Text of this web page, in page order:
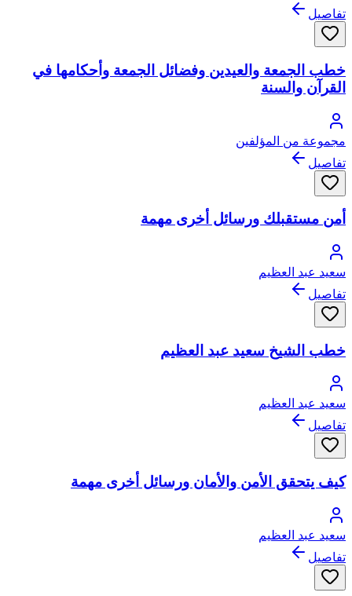
تفاصيل
خطب الجمعة والعيدين وفضائل الجمعة وأحكامها في
القرآن والسنة
مجموعة من المؤلفين
تفاصيل
أمن مستقبلك ورسائل أخرى مهمة
سعيد عبد العظيم
تفاصيل
خطب الشيخ سعيد عبد العظيم
سعيد عبد العظيم
تفاصيل
كيف يتحقق الأمن والأمان ورسائل أخرى مهمة
سعيد عبد العظيم
تفاصيل